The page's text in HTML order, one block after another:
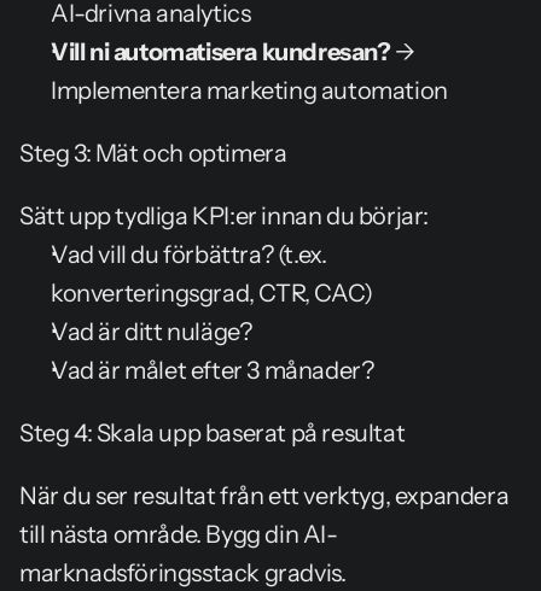
AI-drivna analytics
Vill ni automatisera kundresan? →
Implementera marketing automation
Steg 3: Mät och optimera
Sätt upp tydliga KPI:er innan du börjar:
Vad vill du förbättra? (t.ex.
konverteringsgrad, CTR, CAC)
Vad är ditt nuläge?
Vad är målet efter 3 månader?
Steg 4: Skala upp baserat på resultat
När du ser resultat från ett verktyg, expandera
till nästa område. Bygg din AI-
marknadsföringsstack gradvis.